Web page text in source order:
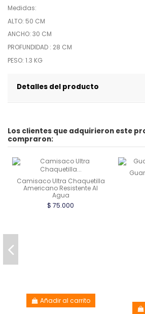
Medidas:
ALTO: 50 CM
ANCHO: 30 CM
PROFUNDIDAD : 28 CM
PESO: 1.3 KG
Detalles del producto
Los clientes que adquirieron este
compraron:
Camisaco Ultra Chaquetilla
Americano Resistente Al
Agua
$ 75.000
Añadir al carrito